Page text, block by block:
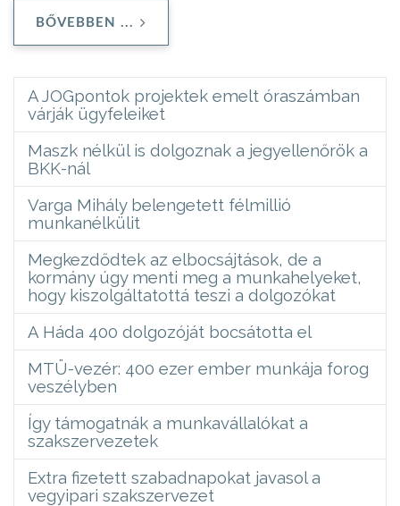
BŐVEBBEN ...
A JOGpontok projektek emelt óraszámban
várják ügyfeleiket
Maszk nélkül is dolgoznak a jegyellenőrök a
BKK-nál
Varga Mihály belengetett félmillió
munkanélkülit
Megkezdődtek az elbocsájtások, de a
kormány úgy menti meg a munkahelyeket,
hogy kiszolgáltatottá teszi a dolgozókat
A Háda 400 dolgozóját bocsátotta el
MTÜ-vezér: 400 ezer ember munkája forog
veszélyben
Így támogatnák a munkavállalókat a
szakszervezetek
Extra fizetett szabadnapokat javasol a
vegyipari szakszervezet